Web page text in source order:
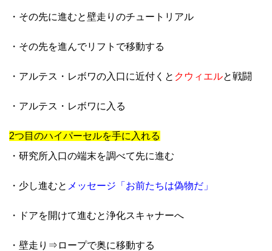
・その先に進むと壁走りのチュートリアル
・その先を進んでリフトで移動する
・アルテス・レボワの入口に近付くと クウィエルと戦闘
・アルテス・レボワに入る
2つ目のハイパーセルを手に入れる
・研究所入口の端末を調べて先に進む
・少し進むと メッセージ「お前たちは偽物だ」
・ドアを開けて進むと浄化スキャナーへ
・壁走り⇒ロープで奥に移動する